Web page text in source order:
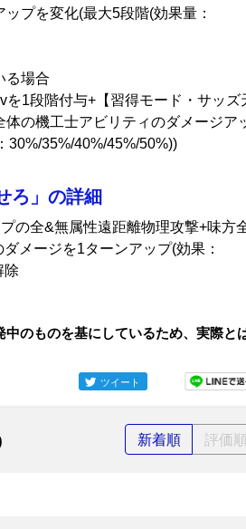
プを変化(最大5段階(効果量：
る場合
1段階付与+【習得モード・サッズ
の機工士アビリティのダメージア
30%/35%/40%/45%/50%))
ろ」の詳細
の全&無属性遠距離物理攻撃+味方
メージを1ターンアップ(効果：
除
のものを基にしているため、実際と
ツイート
新着順 評価順